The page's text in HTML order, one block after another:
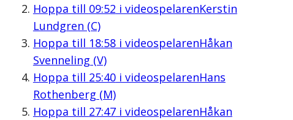
Hoppa till 09:52 i videospelarenKerstin
Lundgren (C)
Hoppa till 18:58i videospelarenHåkan
Svenneling (V)
Hoppa till 25:40i videospelarenHans
Rothenberg (M)
Hoppa till 27:47i videospelarenHåkan